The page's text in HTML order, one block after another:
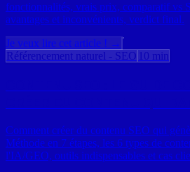
fonctionnalités, vrais prix, comparatif vs
avantages et inconvénients, verdict final.
Je veux lire cet article ! →
Référencement naturel - SEO 10 min
Comment créer du contenu SEO qui
Méthode en 7 étapes, les 6 types de
l'IA/GEO, outils indispensables et cas